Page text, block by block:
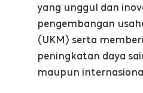
yang unggul dan
pengembangan
(UKM) serta
peningkatan daya
maupun